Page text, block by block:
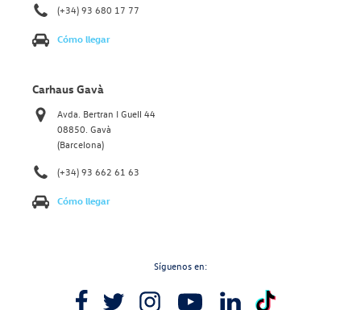
(+34) 93 680 17 77
Cómo llegar
Carhaus Gavà
Avda. Bertran I Guell 44
08850. Gavà
(Barcelona)
(+34) 93 662 61 63
Cómo llegar
Síguenos en: